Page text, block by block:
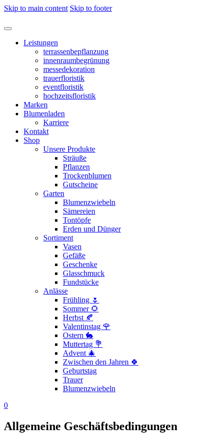
Skip to main content Skip to footer
Leistungen
terrassenbepflanzung
innenraumbegrünung
messedekoration
trauerfloristik
eventfloristik
hochzeitsfloristik
Marken
Blumenladen
Karriere
Kontakt
Shop
Unsere Produkte
Sträuße
Pflanzen
Trockenblumen
Gutscheine
Garten
Blumenzwiebeln
Sämereien
Tontöpfe
Erden und Dünger
Sortiment
Vasen
Gefäße
Geschenke
Glasschmuck
Fundstücke
Anlässe
Frühling 🌷
Sommer 🌻
Herbst 🍂
Valentinstag 🌹
Ostern 🐇
Muttertag 💐
Advent 🎄
Zwischen den Jahren 🍀
Geburtstag
Trauer
Blumenzwiebeln
0
Allgemeine Geschäftsbedingungen